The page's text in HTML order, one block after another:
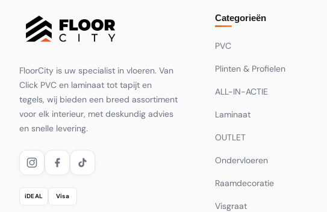
FloorCity is uw specialist in vloeren. Van
Click PVC en laminaat tot tapijt en
tegels, wij bieden een breed assortiment
voor elk interieur, met deskundig advies
en snelle levering.
iDEAL Visa
Categorieën
PVC
Plinten & Profielen
ALL-IN-ACTIE
Laminaat
OUTLET
Ondervloeren
Raamdecoratie
Visgraat